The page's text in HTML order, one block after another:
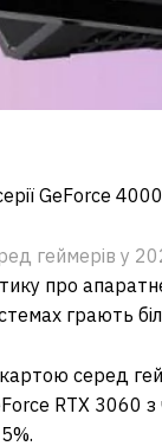
GeForce
геймерів у
про
грають
серед
RTX 3060 з